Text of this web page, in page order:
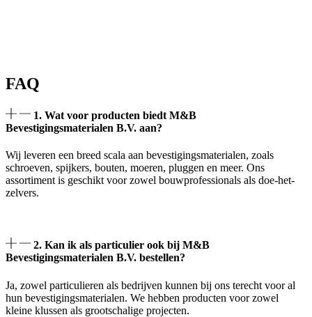
FAQ
1. Wat voor producten biedt M&B
Bevestigingsmaterialen B.V. aan?
Wij leveren een breed scala aan bevestigingsmaterialen, zoals
schroeven, spijkers, bouten, moeren, pluggen en meer. Ons
assortiment is geschikt voor zowel bouwprofessionals als doe-het-
zelvers.
2. Kan ik als particulier ook bij M&B
Bevestigingsmaterialen B.V. bestellen?
Ja, zowel particulieren als bedrijven kunnen bij ons terecht voor al
hun bevestigingsmaterialen. We hebben producten voor zowel
kleine klussen als grootschalige projecten.